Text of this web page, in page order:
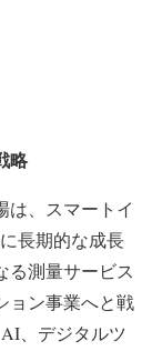
略
は、スマートイ
長期的な成長
る測量サービス
ョン事業へと戦
、デジタルツ